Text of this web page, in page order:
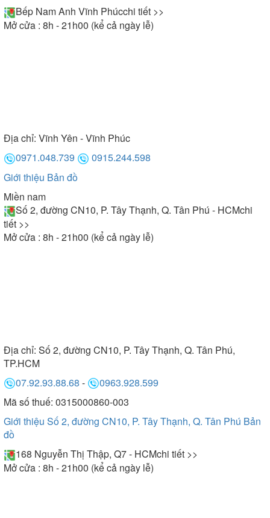
Bếp Nam Anh Vĩnh Phúcchi tiết >>
Mở cửa : 8h - 21h00 (kể cả ngày lễ)
Địa chỉ: Vĩnh Yên - Vĩnh Phúc
0971.048.739
0915.244.598
Giới thiệu Bản đồ
Miền nam
Số 2, đường CN10, P. Tây Thạnh, Q. Tân Phú - HCMchi
tiết >>
Mở cửa : 8h - 21h00 (kể cả ngày lễ)
Địa chỉ: Số 2, đường CN10, P. Tây Thạnh, Q. Tân Phú,
TP.HCM
07.92.93.88.68 -
0963.928.599
Mã số thuế: 0315000860-003
Giới thiệu Số 2, đường CN10, P. Tây Thạnh, Q. Tân Phú Bản
đồ
168 Nguyễn Thị Thập, Q7 - HCMchi tiết >>
Mở cửa : 8h - 21h00 (kể cả ngày lễ)